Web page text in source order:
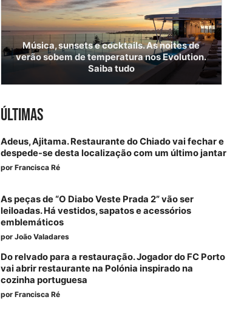
Música, sunsets e cocktails. As noites de
verão sobem de temperatura nos Evolution.
Saiba tudo
ÚLTIMAS
Adeus, Ajitama. Restaurante do Chiado vai fechar e
despede-se desta localização com um último jantar
por Francisca Ré
As peças de “O Diabo Veste Prada 2” vão ser
leiloadas. Há vestidos, sapatos e acessórios
emblemáticos
por João Valadares
Do relvado para a restauração. Jogador do FC Porto
vai abrir restaurante na Polónia inspirado na
cozinha portuguesa
por Francisca Ré